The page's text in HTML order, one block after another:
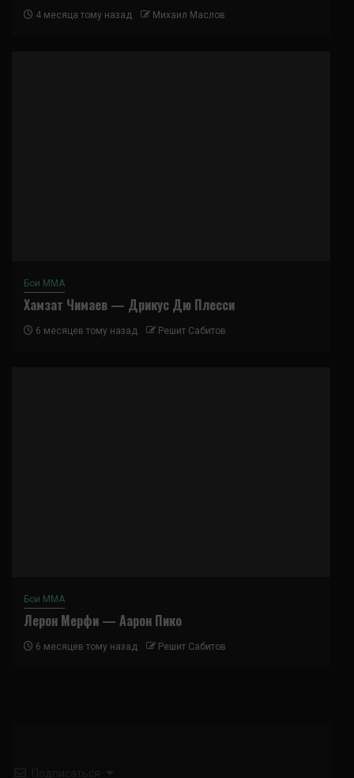
4 месяца тому назад Михаил Маслов
Бои ММА
Хамзат Чимаев — Дрикус Дю Плесси
6 месяцев тому назад Решит Сабитов
Бои ММА
Лерон Мерфи — Аарон Пико
6 месяцев тому назад Решит Сабитов